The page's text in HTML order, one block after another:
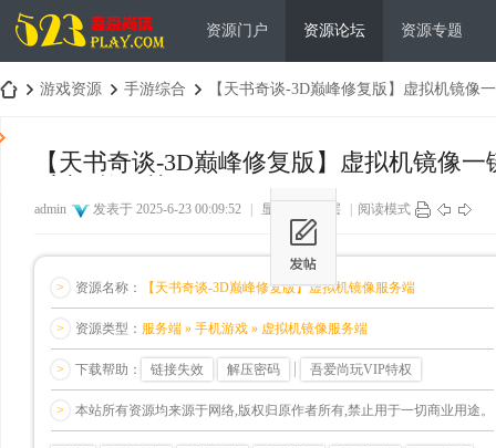
资源门户 资源论坛 资源专题
游戏资源 手游综合 【天书奇谈-3D巅峰修复版】虚拟机镜像
【天书奇谈-3D巅峰修复版】虚拟机镜像
admin 发表于 2025-6-23 00:09:52 显示全部楼层 阅读模式
> 资源名称： 【天书奇谈-3D巅峰修复版】虚拟机镜像服务端
> 资源类型： 服务端 » 手机游戏 » 虚拟机镜像服务端
> 下载帮助： 链接失效 解压密码 吾爱尚玩VIP特权
> 本站所有资源均来源于网络,版权归原作者所有,禁止用于一切商业用途。